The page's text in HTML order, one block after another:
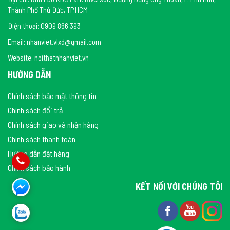
Thành Phố Thủ Đức, TP.HCM
Điện thoại: 0909 866 393
Email: nhanviet.vlxd@gmail.com
Website: noithatnhanviet.vn
HƯỚNG DẪN
Chính sách bảo mật thông tin
Chính sách đổi trả
Chính sách giao và nhận hàng
Chính sách thanh toán
Hướng dẫn đặt hàng
Chính sách bảo hành
KẾT NỐI VỚI CHÚNG TÔI